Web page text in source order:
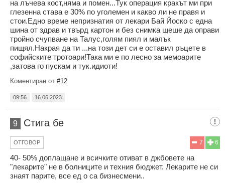
на лъчева кост,няма и помен...Тук операция кракът ми при
глезенна става е 30% по уголемен и какво ли не правя и
стои.Едно време непризнатия от лекари Бай Йоско с една
шина от здрав и твърд картон и без снимка щеше да оправи
тройно счупване на Талус,голям пиял и малък
пищял.Накрая да ти ...на този дет си е оставил ръцете в
софийските тротоари!Така ми е по лесно за мемоарите
,затова го пускам и тук.идиоти!
Коментиран от #12
09:56 16.06.2023
9 Стига бе
6
7
ОТГОВОР
40- 50% доплащане и всичките отиват в джбовете на
"лекарите" не в болниците и техния бюджет. Лекарите не си
знаят парите, все ед о са бизнесмени..